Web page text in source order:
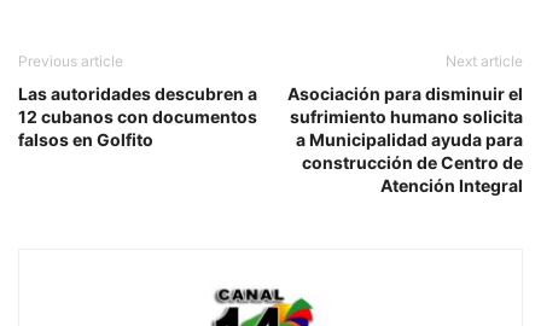
Previous article
Las autoridades descubren a
12 cubanos con documentos
falsos en Golfito
Next article
Asociación para disminuir el
sufrimiento humano solicita
a Municipalidad ayuda para
construcción de Centro de
Atención Integral